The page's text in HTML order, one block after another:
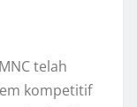
telah
kompetitif